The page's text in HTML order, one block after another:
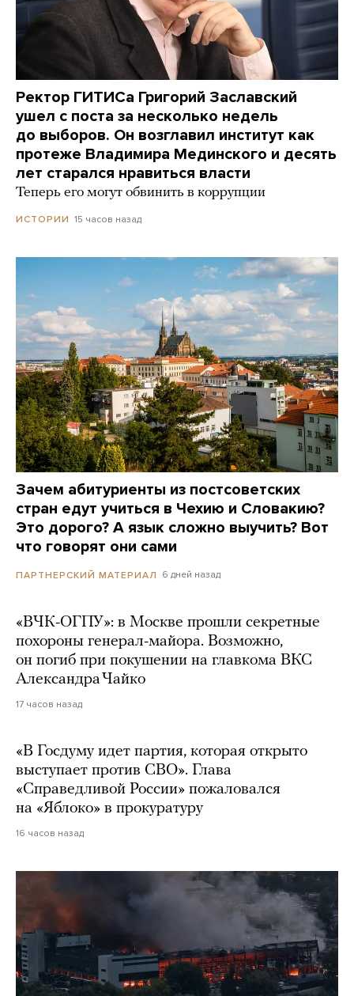
Ректор ГИТИСа Григорий Заславский
ушел с поста за несколько недель
до выборов. Он возглавил институт как
протеже Владимира Мединского и десять
лет старался нравиться власти
Теперь его могут обвинить в коррупции
ИСТОРИИ 15 часов назад
Зачем абитуриенты из постсоветских
стран едут учиться в Чехию и Словакию?
Это дорого? А язык сложно выучить? Вот
что говорят они сами
ПАРТНЕРСКИЙ МАТЕРИАЛ 6 дней назад
«ВЧК-ОГПУ»: в Москве прошли секретные
похороны генерал-майора. Возможно,
он погиб при покушении на главкома ВКС
Александра Чайко
17 часов назад
«В Госдуму идет партия, которая открыто
выступает против СВО». Глава
«Справедливой России» пожаловался
на «Яблоко» в прокуратуру
16 часов назад